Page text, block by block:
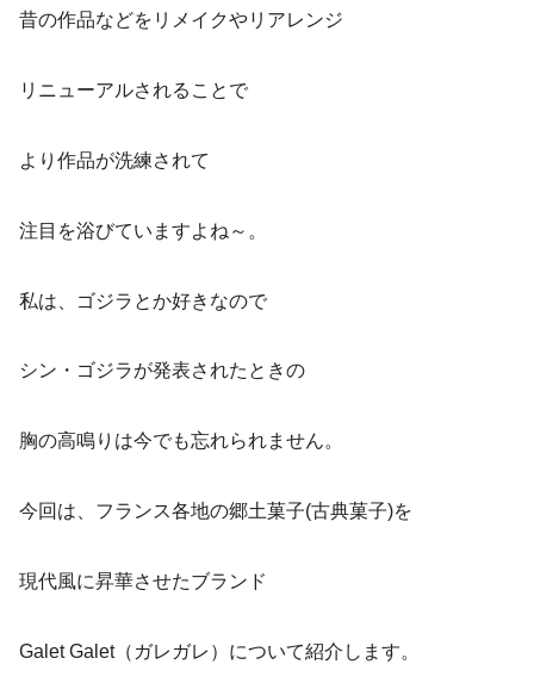
昔の作品などをリメイクやリアレンジ
リニューアルされることで
より作品が洗練されて
注目を浴びていますよね～。
私は、ゴジラとか好きなので
シン・ゴジラが発表されたときの
胸の高鳴りは今でも忘れられません。
今回は、フランス各地の郷土菓子(古典菓子)を
現代風に昇華させたブランド
Galet Galet（ガレガレ）について紹介します。